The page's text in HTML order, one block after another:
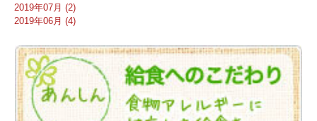
2019年07月 (2)
2019年06月 (4)